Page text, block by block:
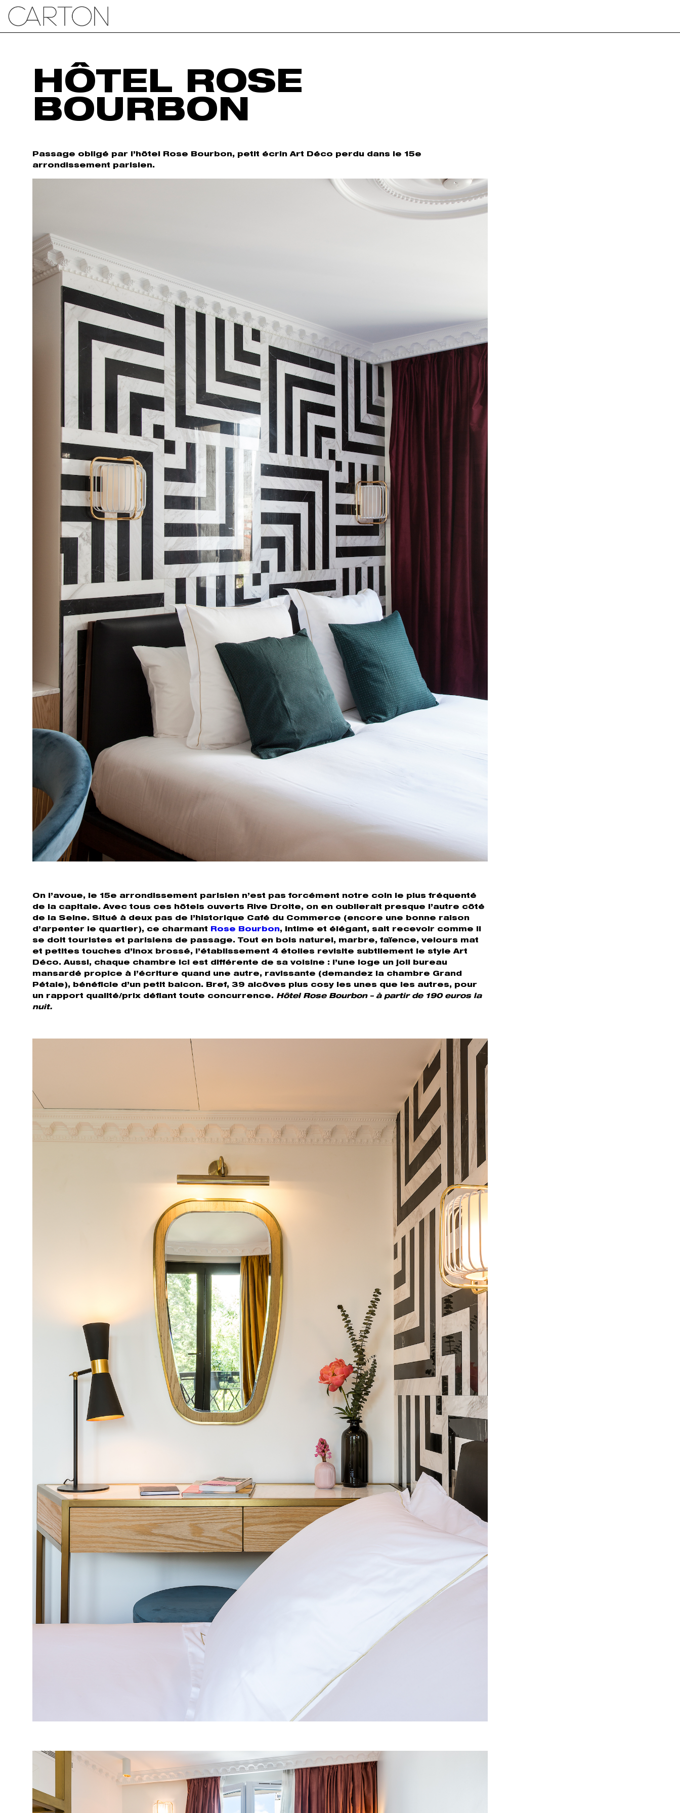
HÔTEL ROSE
BOURBON
Passage obligé par l’hôtel Rose Bourbon, petit écrin Art Déco perdu dans le 15e
arrondissement parisien.
On l’avoue, le 15e arrondissement parisien n’est pas forcément notre coin le plus fréquenté
de la capitale. Avec tous ces hôtels ouverts Rive Droite, on en oublierait presque l’autre côté
de la Seine. Situé à deux pas de l’historique Café du Commerce (encore une bonne raison
d’arpenter le quartier), ce charmant
Rose Bourbon, intime et élégant, sait recevoir comme il
se doit touristes et parisiens de passage. Tout en bois naturel, marbre, faïence, velours mat
et petites touches d’inox brossé, l’établissement 4 étoiles revisite subtilement le style Art
Déco. Aussi, chaque chambre ici est différente de sa voisine : l’une loge un joli bureau
mansardé propice à l’écriture quand une autre, ravissante (demandez la chambre Grand
Pétale), bénéficie d’un petit balcon. Bref, 39 alcôves plus cosy les unes que les autres, pour
un rapport qualité/prix défiant toute concurrence. Hôtel Rose Bourbon – à partir de 190 euros la
nuit.